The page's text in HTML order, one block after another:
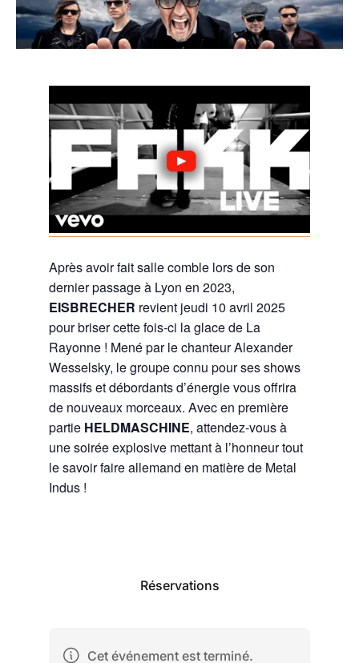
Après avoir fait salle comble lors de son
dernier passage à Lyon en 2023,
EISBRECHER revient jeudi 10 avril 2025
pour briser cette fois-ci la glace de La
Rayonne ! Mené par le chanteur Alexander
Wesselsky, le groupe connu pour ses shows
massifs et débordants d’énergie vous offrira
de nouveaux morceaux. Avec en première
partie HELDMASCHINE, attendez-vous à
une soirée explosive mettant à l’honneur tout
le savoir faire allemand en matière de Metal
Indus !